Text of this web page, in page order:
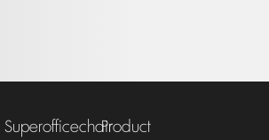
SuperofficechairProduct